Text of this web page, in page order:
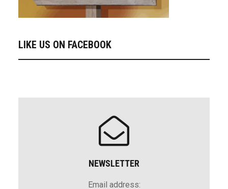
LIKE US ON FACEBOOK
NEWSLETTER
Email address: